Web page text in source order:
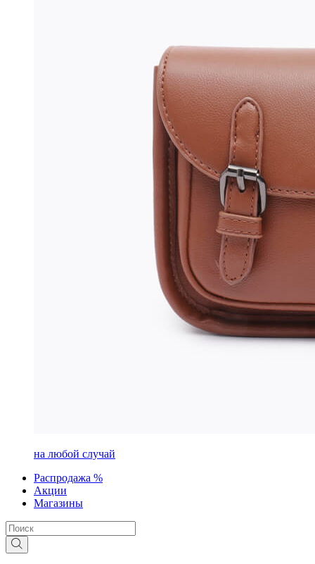
на любой случай
Распродажа %
Акции
Магазины